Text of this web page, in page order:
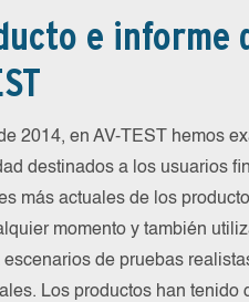
e informe
2014, en AV-TEST hemos
destinados a los usuarios
más actuales de los
momento y también
de pruebas
Los productos han tenido